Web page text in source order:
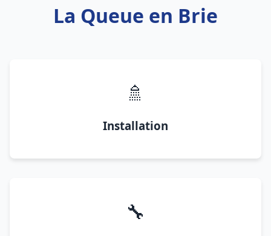
La Queue en Brie
🚿
Installation
🔧